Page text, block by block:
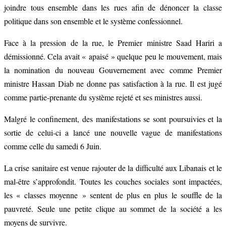
joindre tous ensemble dans les rues afin de dénoncer la classe
politique dans son ensemble et le système confessionnel.
Face à la pression de la rue, le Premier ministre Saad Hariri a
démissionné. Cela avait « apaisé » quelque peu le mouvement, mais
la nomination du nouveau Gouvernement avec comme Premier
ministre Hassan Diab ne donne pas satisfaction à la rue. Il est jugé
comme partie-prenante du système rejeté et ses ministres aussi.
Malgré le confinement, des manifestations se sont poursuivies et la
sortie de celui-ci a lancé une nouvelle vague de manifestations
comme celle du samedi 6 Juin.
La crise sanitaire est venue rajouter de la difficulté aux Libanais et le
mal-être s’approfondit. Toutes les couches sociales sont impactées,
les « classes moyenne » sentent de plus en plus le souffle de la
pauvreté. Seule une petite clique au sommet de la société a les
moyens de survivre.